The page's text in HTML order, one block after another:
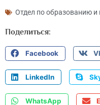
Отдел по образованию и
Поделиться:
Facebook
LinkedIn
WhatsApp